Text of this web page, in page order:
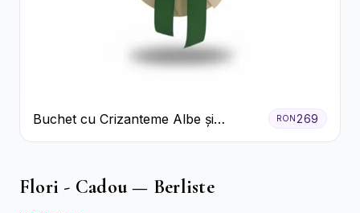
Buchet cu Crizanteme Albe și
Galbene
RON 269
Flori - Cadou — Berliste